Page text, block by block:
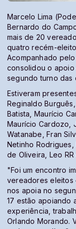
Marcelo Lima
Bernardo do
mais de 20
quatro recém-
Acompanhado
consolidou o
segundo turno das
Estiveram
Reginaldo
Batista, Maurício
Maurício Cardozo,
Watanabe, Fran
Netinho
de Oliveira, Leo
"Foi um encontro
vereadores eleitos
nos apoia no
17 estão apoiando
experiência,
Orlando Morando.